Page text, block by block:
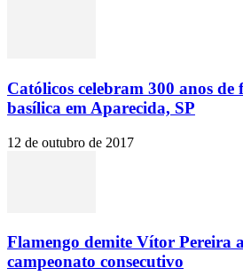
Católicos celebram 300 anos
basílica em Aparecida, SP
12 de outubro de 2017
Flamengo demite Vítor Pereira
campeonato consecutivo